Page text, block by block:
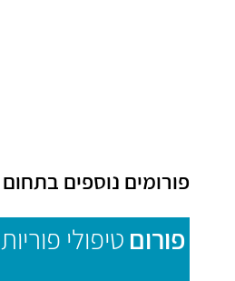
פורומים נוספים בתחום
פורום טיפולי פוריות